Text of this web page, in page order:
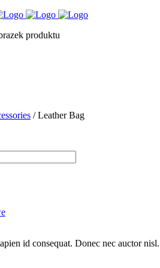
/ Leather Bag
id consequat. Donec nec auctor